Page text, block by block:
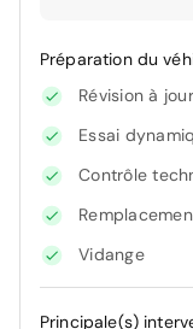
Préparation du
Révision à jour
Essai
Contrôle
Vidange
Principale(s)